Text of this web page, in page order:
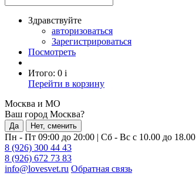
Здравствуйте
авторизоваться
Зарегистрироваться
Посмотреть
Итого: 0 i
Перейти в корзину
Москва и МО
Ваш город Москва?
Да Нет, сменить
Пн - Пт 09:00 до 20:00 | Сб - Вс с 10.00 до 18.00
8 (926) 300 44 43
8 (926) 672 73 83
info@lovesvet.ru Обратная связь